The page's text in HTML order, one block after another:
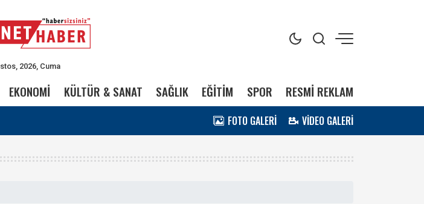
2026, Cuma
EKONOMİ KÜLTÜR & SANAT SAĞLIK EĞİTİM SPOR RESMİ REKLAM
FOTO GALERİ VİDEO GALERİ